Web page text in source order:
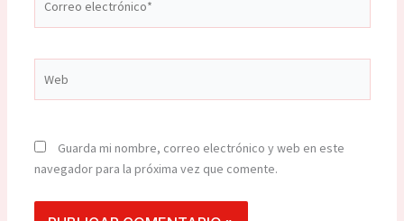
electrónico*
Guarda mi nombre, correo electrónico y web en este
navegador para la próxima vez que comente.